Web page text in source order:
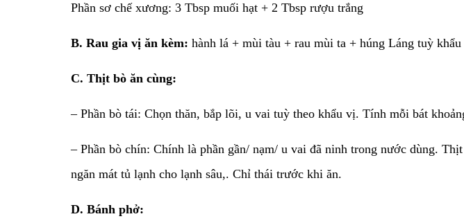
Phần sơ chế xương: 3 Tbsp muối hạt + 2 Tbsp rượu trắng
B. Rau gia vị ăn kèm: hành lá + mùi tàu + rau mùi ta + húng Láng tuỳ
C. Thịt bò ăn cùng:
– Phần bò tái: Chọn thăn, bắp lõi, u vai tuỳ theo khẩu vị. Tính mỗi bát
– Phần bò chín: Chính là phần gần/ nạm/ u vai đã ninh trong nước dùng.
ngăn mát tủ lạnh cho lạnh sâu,. Chỉ thái trước khi ăn.
D. Bánh phở: